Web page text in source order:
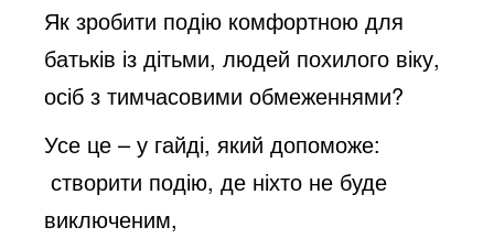
Як зробити подію комфортною для
батьків із дітьми, людей похилого віку,
осіб з тимчасовими обмеженнями?
Усе це – у гайді, який допоможе:
створити подію, де ніхто не буде
виключеним,